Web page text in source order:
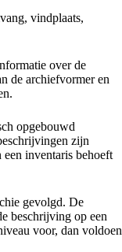
vindplaats,
over de
de archiefvormer en
opgebouwd
zijn
inventaris behoeft
gevolgd. De
beschrijving op een
voor, dan voldoen